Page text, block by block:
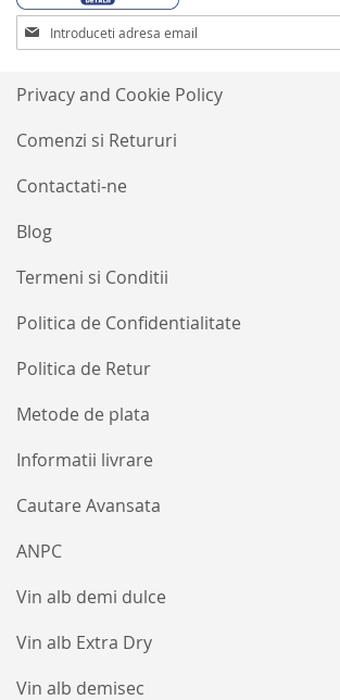
Termeni si Conditii
Politica de Confidentialitate
Politica de Retur
Metode de plata
Informatii livrare
Cautare Avansata
ANPC
Vin alb demi dulce
Vin alb Extra Dry
Vin alb demisec
Privacy and Cookie Policy
Comenzi si Retururi
Contactati-ne
Blog
Inscrieti-
va
Buletinele
noastre
informative